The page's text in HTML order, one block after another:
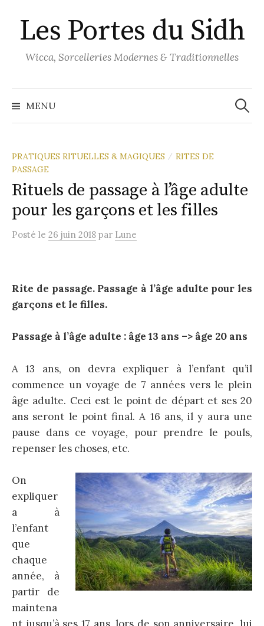
au
contenu
Les Portes du Sidh
Wicca, Sorcelleries Modernes & Traditionnelles
MENU
PRATIQUES RITUELLES & MAGIQUES / RITES DE
PASSAGE
Rituels de passage à l’âge adulte
pour les garçons et les filles
Posté le 26 juin 2018 par Lune
Rite de passage. Passage à l’âge adulte pour les
garçons et le filles.
Passage à l’âge adulte : âge 13 ans –> âge 20 ans
A 13 ans, on devra expliquer à l’enfant qu’il
commence un voyage de 7 années vers le plein
âge adulte. Ceci est le point de départ et ses 20
ans seront le point final. A 16 ans, il y aura une
pause dans ce voyage, pour prendre le pouls,
repenser les choses, etc.
On
expliquer
a à
l’enfant
que
chaque
année, à
partir de
maintena